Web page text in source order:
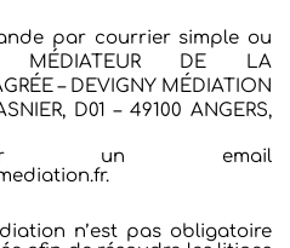
par courrier simple ou
MÉDIATEUR DE LA
– DEVIGNY MÉDIATION
D01 – 49100 ANGERS,
un email
n’est pas obligatoire